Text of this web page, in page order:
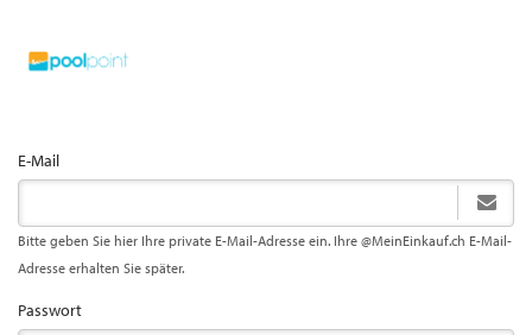
E-Mail
Bitte geben Sie hier Ihre private E-Mail-Adresse ein. Ihre @MeinEinkauf.ch E-Mail-
Adresse erhalten Sie später.
Passwort